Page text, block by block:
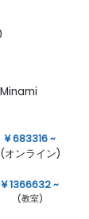
¥ 683316 ~
(オンライン)
¥ 1366632 ~
(教室)